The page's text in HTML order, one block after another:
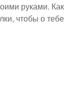
руками. Как
чтобы о тебе